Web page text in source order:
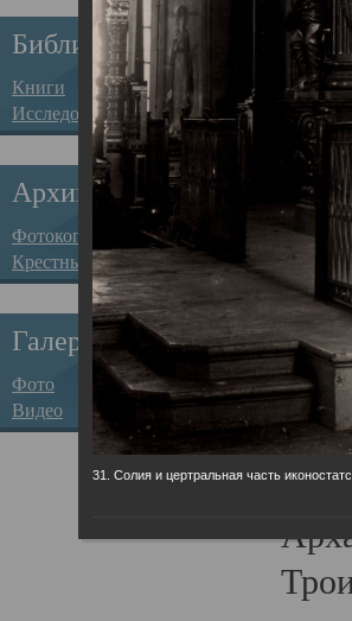
Библиотека
Книги
Исследования
Архив
Фотокопии дел
Крестные ходы
Галерея
Фото
Видео
31. Солия и цертральная часть